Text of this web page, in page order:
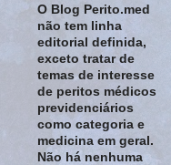
O Blog Perito.med
não tem linha
editorial definida,
exceto tratar de
temas de interesse
de peritos médicos
previdenciários
como categoria e
medicina em geral.
Não há nenhuma